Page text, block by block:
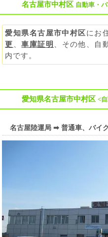
名古屋市中村区 自動車・
愛知県名古屋市中村区 にお
更
、車庫証明
、その他、自
内です。
愛知県名古屋市中村区 <
名古屋陸運局 ➡ 普通車、バイク